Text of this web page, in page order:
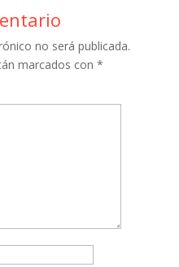
Compartir
no será publicada.
marcados con *